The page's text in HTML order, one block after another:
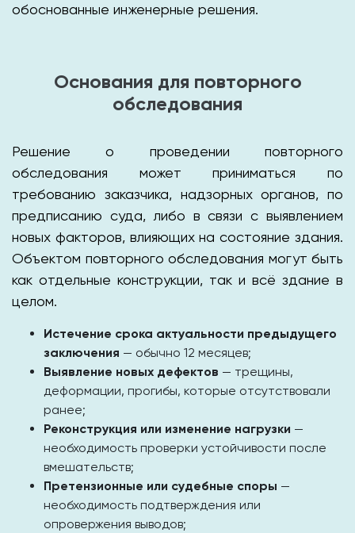
обоснованные инженерные решения.
Основания для повторного
обследования
Решение о проведении повторного
обследования может приниматься по
требованию заказчика, надзорных органов, по
предписанию суда, либо в связи с выявлением
новых факторов, влияющих на состояние здания.
Объектом повторного обследования могут быть
как отдельные конструкции, так и всё здание в
целом.
Истечение срока актуальности предыдущего
заключения — обычно 12 месяцев;
Выявление новых дефектов — трещины,
деформации, прогибы, которые отсутствовали
ранее;
Реконструкция или изменение нагрузки —
необходимость проверки устойчивости после
вмешательств;
Претензионные или судебные споры —
необходимость подтверждения или
опровержения выводов;